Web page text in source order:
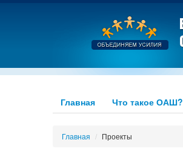
Главная Что такое ОАШ?
Главная / Проекты